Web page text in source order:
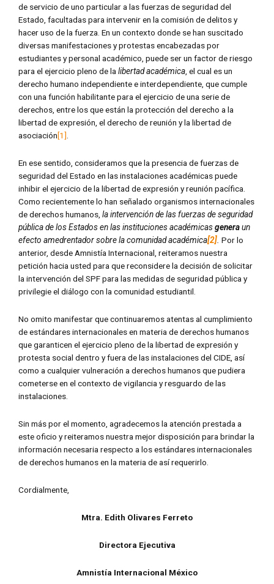
de servicio de uno particular a las fuerzas de seguridad del
Estado, facultadas para intervenir en la comisión de delitos y
hacer uso de la fuerza. En un contexto donde se han suscitado
diversas manifestaciones y protestas encabezadas por
estudiantes y personal académico, puede ser un factor de riesgo
para el ejercicio pleno de lalibertad académica, el cual es un
derecho humano independiente e interdependiente, que cumple
con una función habilitante para el ejercicio de una serie de
derechos, entre los que están la protección del derecho a la
libertad de expresión, el derecho de reunión y la libertad de
asociación[1].
En ese sentido, consideramos que la presencia de fuerzas de
seguridad del Estado en las instalaciones académicas puede
inhibir el ejercicio de la libertad de expresión y reunión pacífica.
Como recientemente lo han señalado organismos internacionales
de derechos humanos, la intervención de las fuerzas de seguridad
pública de los Estados en las instituciones académicasgeneraun
efecto amedrentador sobre la comunidad académica[2]. Por lo
anterior, desde Amnistía Internacional, reiteramos nuestra
petición hacia usted para que reconsidere la decisión de solicitar
la intervención del SPF para las medidas de seguridad pública y
privilegie el diálogo con la comunidad estudiantil.
No omito manifestar que continuaremos atentas al cumplimiento
de estándares internacionales en materia de derechos humanos
que garanticen el ejercicio pleno de la libertad de expresión y
protesta social dentro y fuera de las instalaciones del CIDE, así
como a cualquier vulneración a derechos humanos que pudiera
cometerse en el contexto de vigilancia y resguardo de las
instalaciones.
Sin más por el momento, agradecemos la atención prestada a
este oficio y reiteramos nuestra mejor disposición para brindar la
información necesaria respecto a los estándares internacionales
de derechos humanos en la materia de así requerirlo.
Cordialmente,
Mtra. Edith Olivares Ferreto
Directora Ejecutiva
Amnistía Internacional México